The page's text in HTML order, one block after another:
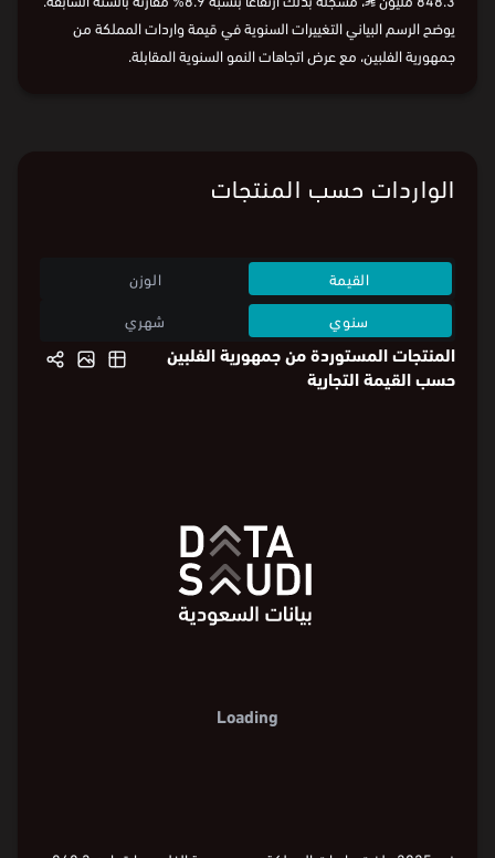
يوضح الرسم البياني التغييرات السنوية في قيمة واردات المملكة من
جمهورية الفلبين، مع عرض اتجاهات النمو السنوية المقابلة.
الواردات حسب المنتجات
القيمة
الوزن
سنوي
شهري
المنتجات المستوردة من جمهورية الفلبين
حسب القيمة التجارية
Loading